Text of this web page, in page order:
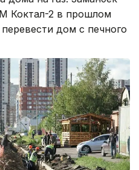
Коктал-2 в прошлом
дом с печного